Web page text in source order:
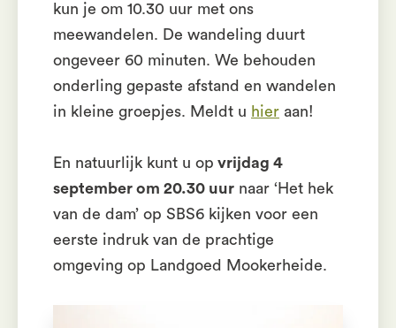
kun je om 10.30 uur met ons
meewandelen. De wandeling duurt
ongeveer 60 minuten. We behouden
onderling gepaste afstand en wandelen
in kleine groepjes. Meldt u hier aan!
En natuurlijk kunt u op vrijdag 4
september om 20.30 uur naar ‘Het hek
van de dam’ op SBS6 kijken voor een
eerste indruk van de prachtige
omgeving op Landgoed Mookerheide.